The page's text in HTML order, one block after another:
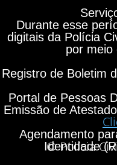
Durante esse
digitais da Polícia
por meio
Registro de Boletim
Portal de Pessoas
Emissão de
Agendamento
Identidade
© Polícia